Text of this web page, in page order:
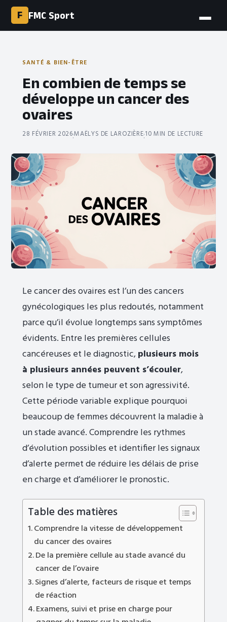
F FMC Sport
SANTÉ & BIEN-ÊTRE
En combien de temps se
développe un cancer des
ovaires
28 FÉVRIER 2026·MAËLYS DE LAROZIÈRE·10 MIN DE LECTURE
Le cancer des ovaires est l’un des cancers
gynécologiques les plus redoutés, notamment
parce qu’il évolue longtemps sans symptômes
évidents. Entre les premières cellules
cancéreuses et le diagnostic,plusieurs mois
à plusieurs années peuvent s’écouler,
selon le type de tumeur et son agressivité.
Cette période variable explique pourquoi
beaucoup de femmes découvrent la maladie à
un stade avancé. Comprendre les rythmes
d’évolution possibles et identifier les signaux
d’alerte permet de réduire les délais de prise
en charge et d’améliorer le pronostic.
Table des matières
Comprendre la vitesse de développement
du cancer des ovaires
De la première cellule au stade avancé du
cancer de l’ovaire
Signes d’alerte, facteurs de risque et temps
de réaction
Examens, suivi et prise en charge pour